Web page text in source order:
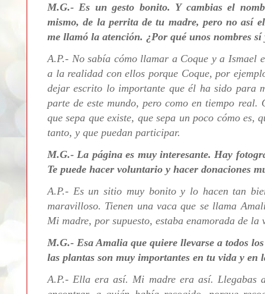
M.G.- Es un gesto bonito. Y cambias el
mismo, de la perrita de tu madre, pero no así
me llamó la atención. ¿Por qué unos nombres sí
A.P.- No sabía cómo llamar a Coque y a Ismael
a la realidad con ellos porque Coque, por
dejar escrito lo importante que él ha sido para
parte de este mundo, pero como en tiempo real.
que sepa que existe, que sepa un poco cómo es,
tanto, y que puedan participar.
M.G.- La página es muy interesante. Hay
Te puede hacer voluntario y hacer donaciones
A.P.- Es un sitio muy bonito y lo hacen tan
maravilloso. Tienen una vaca que se llama
Mi madre, por supuesto, estaba enamorada de la
M.G.- Esa Amalia que quiere llevarse a todos
las plantas son muy importantes en tu vida y en
A.P.- Ella era así. Mi madre era así. Llegabas